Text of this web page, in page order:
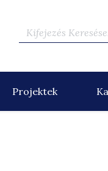
Kifejezés
Projektek